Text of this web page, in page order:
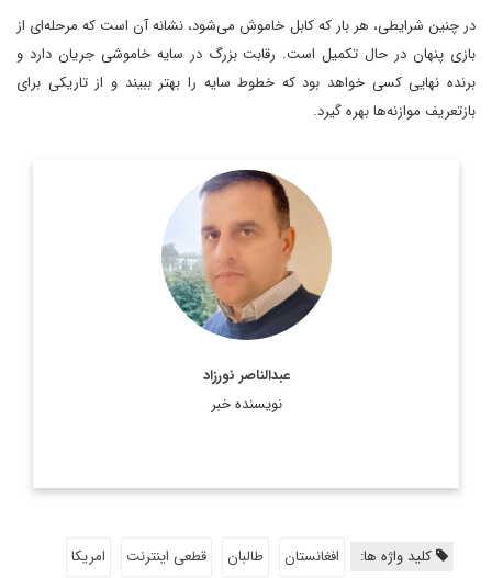
در چنین شرایطی، هر بار که کابل خاموش می‌شود، نشانه آن است که مرحله‌ای از
بازی پنهان در حال تکمیل است. رقابت بزرگ در سایه خاموشی جریان دارد و
برنده نهایی کسی خواهد بود که خطوط سایه را بهتر ببیند و از تاریکی برای
بازتعریف موازنه‌ها بهره گیرد.
عبدالناصر نورزاد
نویسنده خبر
استاد پیشین دانشگاه کابل
اطلاعات بیشتر
کلید واژه ها: افغانستان طالبان قطعی اینترنت
امریکا